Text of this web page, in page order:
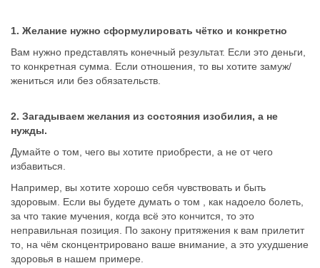
1. Желание нужно сформулировать чётко и конкретно
Вам нужно представлять конечный результат. Если это деньги,
то конкретная сумма. Если отношения, то вы хотите замуж/
жениться или без обязательств.
2. Загадываем желания из состояния изобилия, а не
нужды.
Думайте о том, чего вы хотите приобрести, а не от чего
избавиться.
Например, вы хотите хорошо себя чувствовать и быть
здоровым. Если вы будете думать о том , как надоело болеть,
за что такие мучения, когда всё это кончится, то это
неправильная позиция. По закону притяжения к вам прилетит
то, на чём сконцентрировано ваше внимание, а это ухудшение
здоровья в нашем примере.